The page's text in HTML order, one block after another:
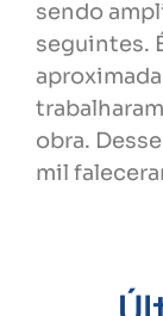
sendo
seguintes.
obra.
mil